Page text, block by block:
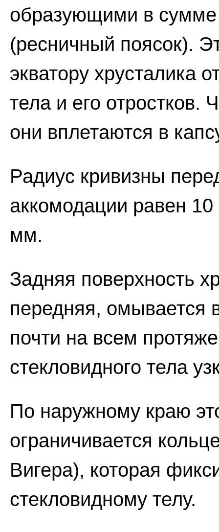
образующими в
(ресничный поясок).
экватору хрусталика
тела и его отростков.
они вплетаются в
Радиус кривизны
аккомодации равен
мм.
Задняя поверхность
передняя, омывается
почти на всем
стекловидного тела
По наружному краю
ограничивается
Вигера), которая
стекловидному телу.